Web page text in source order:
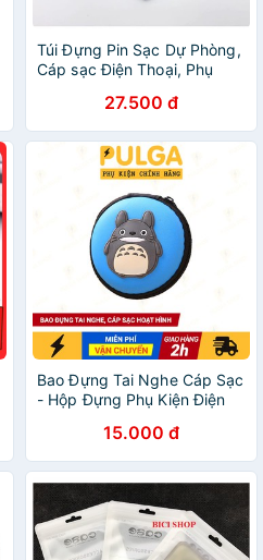
Túi Đựng Pin Sạc Dự Phòng,
Cáp sạc Điện Thoại, Phụ
27.500 đ
Bao Đựng Tai Nghe Cáp Sạc
- Hộp Đựng Phụ Kiện Điện
15.000 đ